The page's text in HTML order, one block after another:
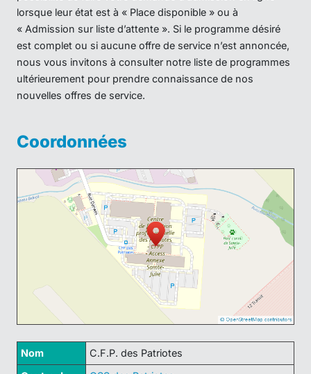
Coordonnées
Nom
C.F.P. des Patriotes
lorsque leur état est à « Place disponible » ou à
« Admission sur liste d’attente ». Si le programme désiré
est complet ou si aucune offre de service n’est annoncée,
nous vous invitons à consulter notre liste de programmes
ultérieurement pour prendre connaissance de nos
nouvelles offres de service.